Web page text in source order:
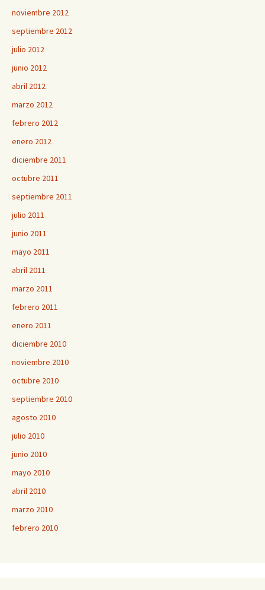
noviembre 2012
septiembre 2012
julio 2012
junio 2012
abril 2012
marzo 2012
febrero 2012
enero 2012
diciembre 2011
octubre 2011
septiembre 2011
julio 2011
junio 2011
mayo 2011
abril 2011
marzo 2011
febrero 2011
enero 2011
diciembre 2010
noviembre 2010
octubre 2010
septiembre 2010
agosto 2010
julio 2010
junio 2010
mayo 2010
abril 2010
marzo 2010
febrero 2010